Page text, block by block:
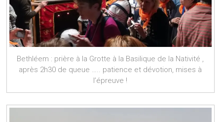
Bethléem : prière à la Grotte à la Basilique de la Nativité ,
après 2h30 de queue ….. patience et dévotion, mises à
l’épreuve !